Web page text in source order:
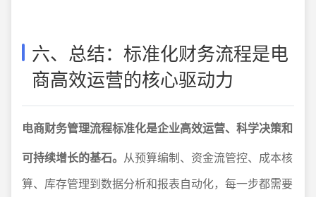
六、总结：标准化财务流程是电
商高效运营的核心驱动力
电商财务管理流程标准化是企业高效运营、科学决策和
可持续增长的基石。 从预算编制、资金流管控、成本核
算、库存管理到数据分析和报表自动化，每一步都需要